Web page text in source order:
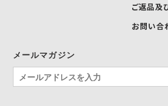
ご返品及
お問い合
メールマガジン